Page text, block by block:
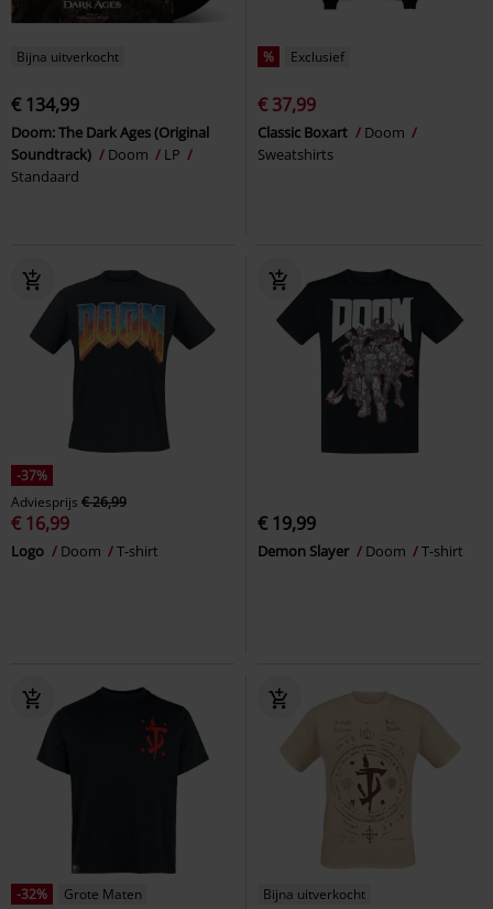
Bijna uitverkocht
€ 134,99
Doom: The Dark Ages (Original
Soundtrack)
Doom
LP
Standaard
% Exclusief
€ 37,99
Classic Boxart
Doom
Sweatshirts
-37%
Adviesprijs € 26,99
€ 16,99
Logo Doom T-shirt
€ 19,99
Demon Slayer Doom T-shirt
-32%
Grote Maten
Bijna uitverkocht